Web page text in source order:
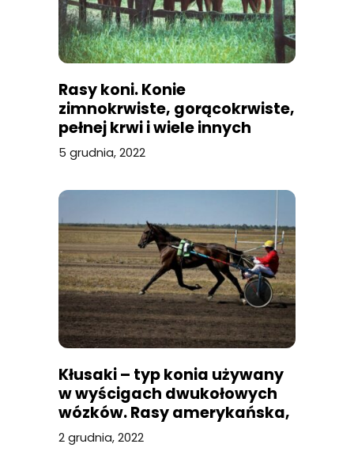
Rasy koni. Konie
zimnokrwiste, gorącokrwiste,
pełnej krwi i wiele innych
5 grudnia, 2022
Kłusaki – typ konia używany
w wyścigach dwukołowych
wózków. Rasy amerykańska,
orłowska, rosyjska i
francuska
2 grudnia, 2022